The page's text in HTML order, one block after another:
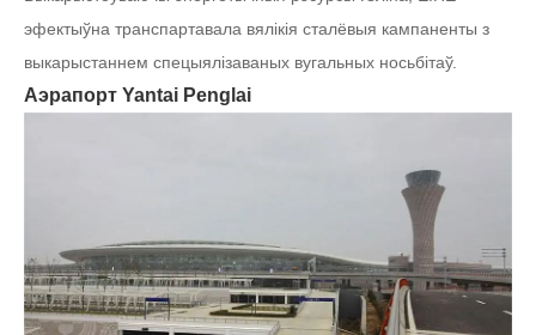
эфектыўна транспартавала вялікія сталёвыя кампаненты з
выкарыстаннем спецыялізаваных вугальных носьбітаў.
Аэрапорт Yantai Penglai